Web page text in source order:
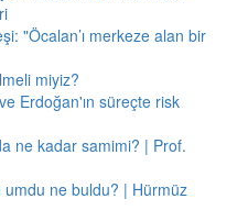
"Öcalan’ı merkeze alan bir
miyiz?
Erdoğan'ın süreçte risk
ne kadar samimi? | Prof.
ne buldu? | Hürmüz